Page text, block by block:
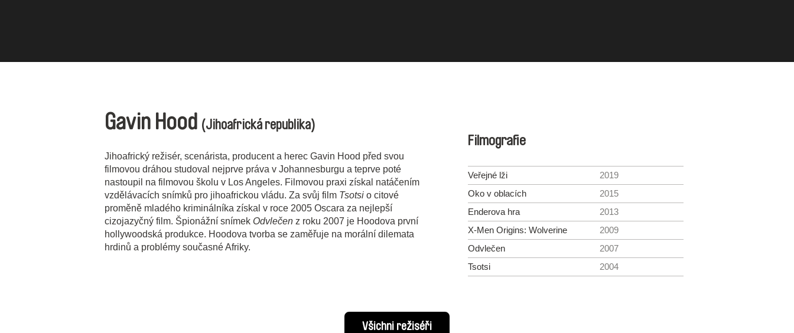
Gavin Hood (Jihoafrická republika)
Jihoafrický režisér, scenárista, producent a herec Gavin Hood před svou
filmovou dráhou studoval nejprve práva v Johannesburgu a teprve poté
nastoupil na filmovou školu v Los Angeles. Filmovou praxi získal natáčením
vzdělávacích snímků pro jihoafrickou vládu. Za svůj film Tsotsi o citové
proměně mladého kriminálníka získal v roce 2005 Oscara za nejlepší
cizojazyčný film. Špionážní snímek Odvlečen z roku 2007 je Hoodova první
hollywoodská produkce. Hoodova tvorba se zaměřuje na morální dilemata
hrdinů a problémy současné Afriky.
Filmografie
Veřejné lži
2019
Oko v oblacích
2015
Enderova hra
2013
X-Men Origins: Wolverine
2009
Odvlečen
2007
Tsotsi
2004
Všichni režiséři